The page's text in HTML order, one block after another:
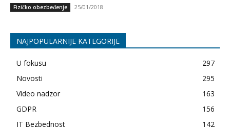
Fizičko obezbeđenje 25/01/2018
NAJPOPULARNIJE KATEGORIJE
U fokusu
297
Novosti
295
Video nadzor
163
GDPR
156
IT Bezbednost
142